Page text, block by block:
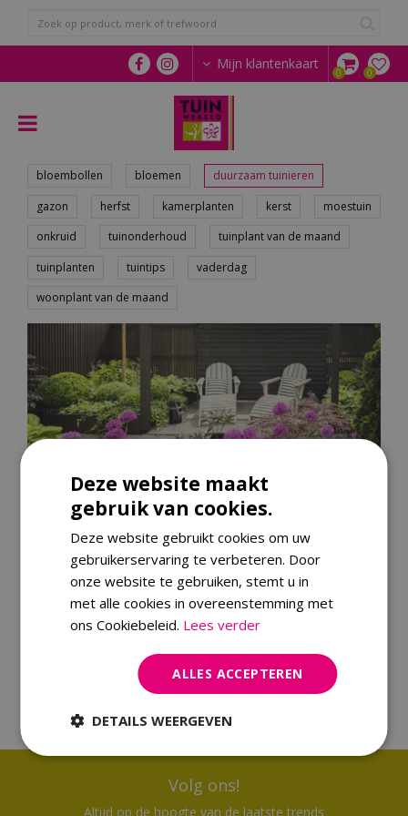
n
a
Mijn klantenkaart
bloembollen bloemen
duurzaam tuinieren
gazon
herfst kamerplanten kerst
moestuin
onkruid
tuinonderhoud
tuinplant van de maand
tuinplanten
tuintips
vaderdag
woonplant van de maand
Creëer schaduw in een 'coole' tuin
11 tips voor een biodiverse tuin
Volg ons!
Altijd op de hoogte van de laatste trends
Deze website maakt
gebruik van cookies.
Deze website gebruikt cookies om uw
gebruikerservaring te verbeteren. Door
onze website te gebruiken, stemt u in
met alle cookies in overeenstemming met
ons Cookiebeleid. Lees verder
ALLES ACCEPTEREN
DETAILS WEERGEVEN